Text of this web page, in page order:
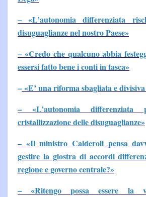
– «L’autonomia differenziata
disuguaglianze nel nostro Paese»
– «Credo che qualcuno abbia
essersi fatto bene i conti in tasca»
– «E’ una riforma sbagliata e
– «L’autonomia
cristallizzazione delle disuguaglianze»
– «Il ministro Calderoli pensa
gestire la giostra di accordi
regione e governo centrale?»
– «Ritengo possa essere la